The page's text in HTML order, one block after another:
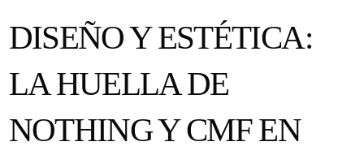
DISEÑO Y ESTÉTICA:
LA HUELLA DE
NOTHING Y CMF EN